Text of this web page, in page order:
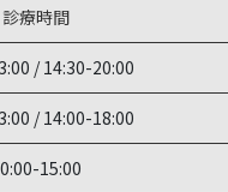
診療時間
/ 14:30-20:00
/ 14:00-18:00
15:00